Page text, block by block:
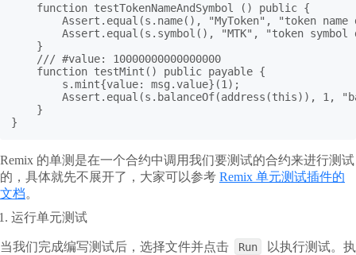
    function testTokenNameAndSymbol () public {
Assert.equal(s.name(), "MyToken", "token name
Assert.equal(s.symbol(), "MTK", "token symbol
    }
    /// #value: 10000000000000000
    function testMint() public payable {
        s.mint{value: msg.value}(1);
Assert.equal(s.balanceOf(address(this)), 1,
    }
}
Remix 的单测是在一个合约中调用我们要测试的合约来进行测试
的，具体就先不展开了，大家可以参考 Remix 单元测试插件的
文档。
运行单元测试
当我们完成编写测试后，选择文件并点击 Run
以执行测试。执